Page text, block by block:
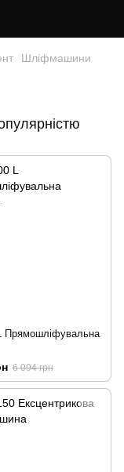
Шліфмашини
Прямошліфувальна
6 094 грн